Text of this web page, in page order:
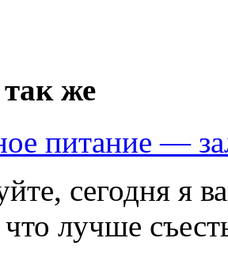
же
питание —
сегодня я
лучше